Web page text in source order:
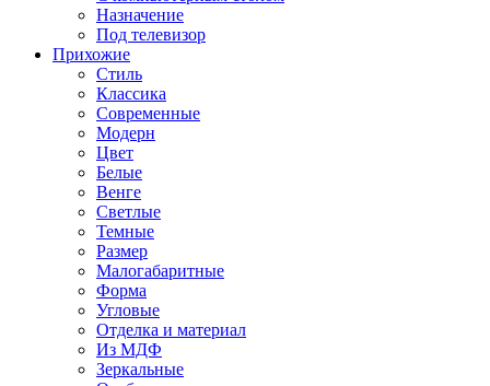
Назначение
Под телевизор
Прихожие
Стиль
Классика
Современные
Модерн
Цвет
Белые
Венге
Светлые
Темные
Размер
Малогабаритные
Форма
Угловые
Отделка и материал
Из МДФ
Зеркальные